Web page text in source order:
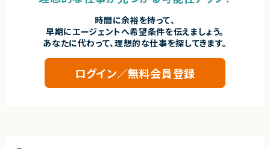
時間に余裕を持って、
早期にエージェントへ希望条件を伝えましょう。
あなたに代わって、理想的な仕事を探してきます。
ログイン／無料会員登録